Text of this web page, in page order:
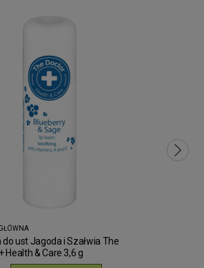
do ust Jagoda i Szałwia The
Health & Care 3,6 g